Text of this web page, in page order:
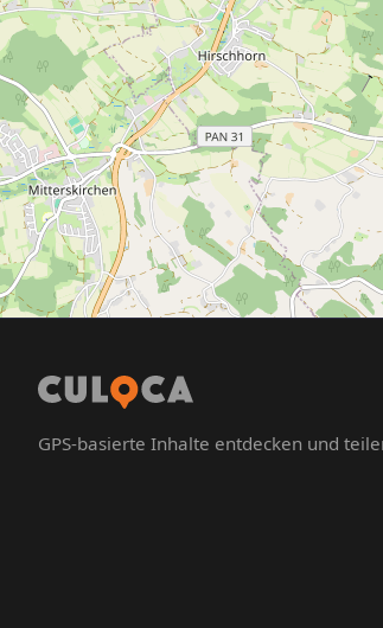
GPS-basierte Inhalte entdecken und